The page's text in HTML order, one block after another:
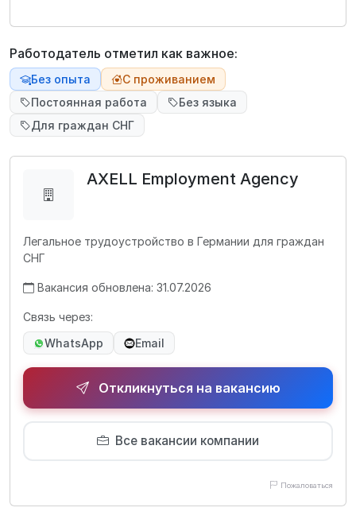
Работодатель отметил как важное:
Без опыта
С проживанием
Постоянная работа
Без языка
Для граждан СНГ
AXELL Employment Agency
Легальное трудоустройство в Германии для граждан
СНГ
Вакансия обновлена: 31.07.2026
Связь через:
WhatsApp
Email
Откликнуться на вакансию
Все вакансии компании
Пожаловаться